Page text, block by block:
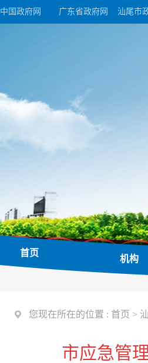
中国政府网 广东省政府网 汕尾市
首页
机构
您现在所在的位置 : 首页 >
市应急管